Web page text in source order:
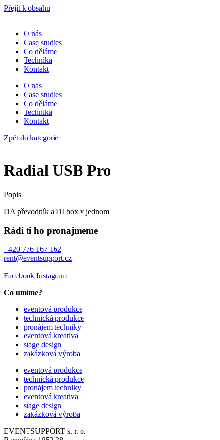
Přejít k obsahu
O nás
Case studies
Co děláme
Technika
Kontakt
O nás
Case studies
Co děláme
Technika
Kontakt
Zpět do kategorie
Radial USB Pro
Popis
DA převodník a DI box v jednom.
Rádi ti ho pronajmeme
+420 776 167 162
rent@eventsupport.cz
Facebook Instagram
Co umíme?
eventová produkce
technická produkce
pronájem techniky
eventová kreativa
stage design
zakázková výroba
eventová produkce
technická produkce
pronájem techniky
eventová kreativa
stage design
zakázková výroba
EVENTSUPPORT s. r. o.